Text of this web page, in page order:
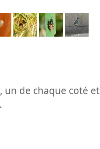
un de chaque coté et